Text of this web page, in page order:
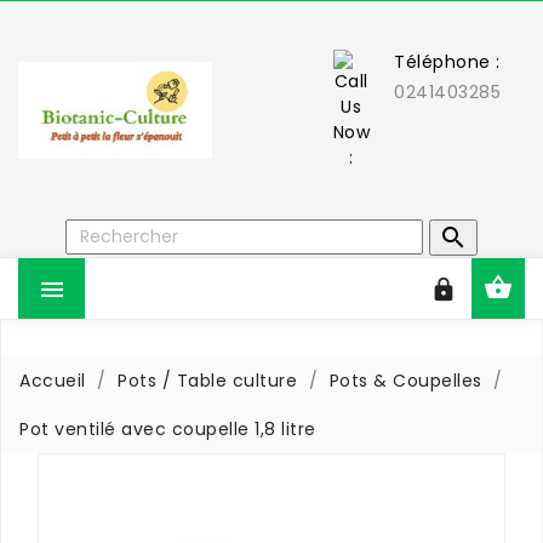
Téléphone :
0241403285



Accueil Pots / Table culture
Pots & Coupelles
Pot ventilé avec coupelle 1,8 litre